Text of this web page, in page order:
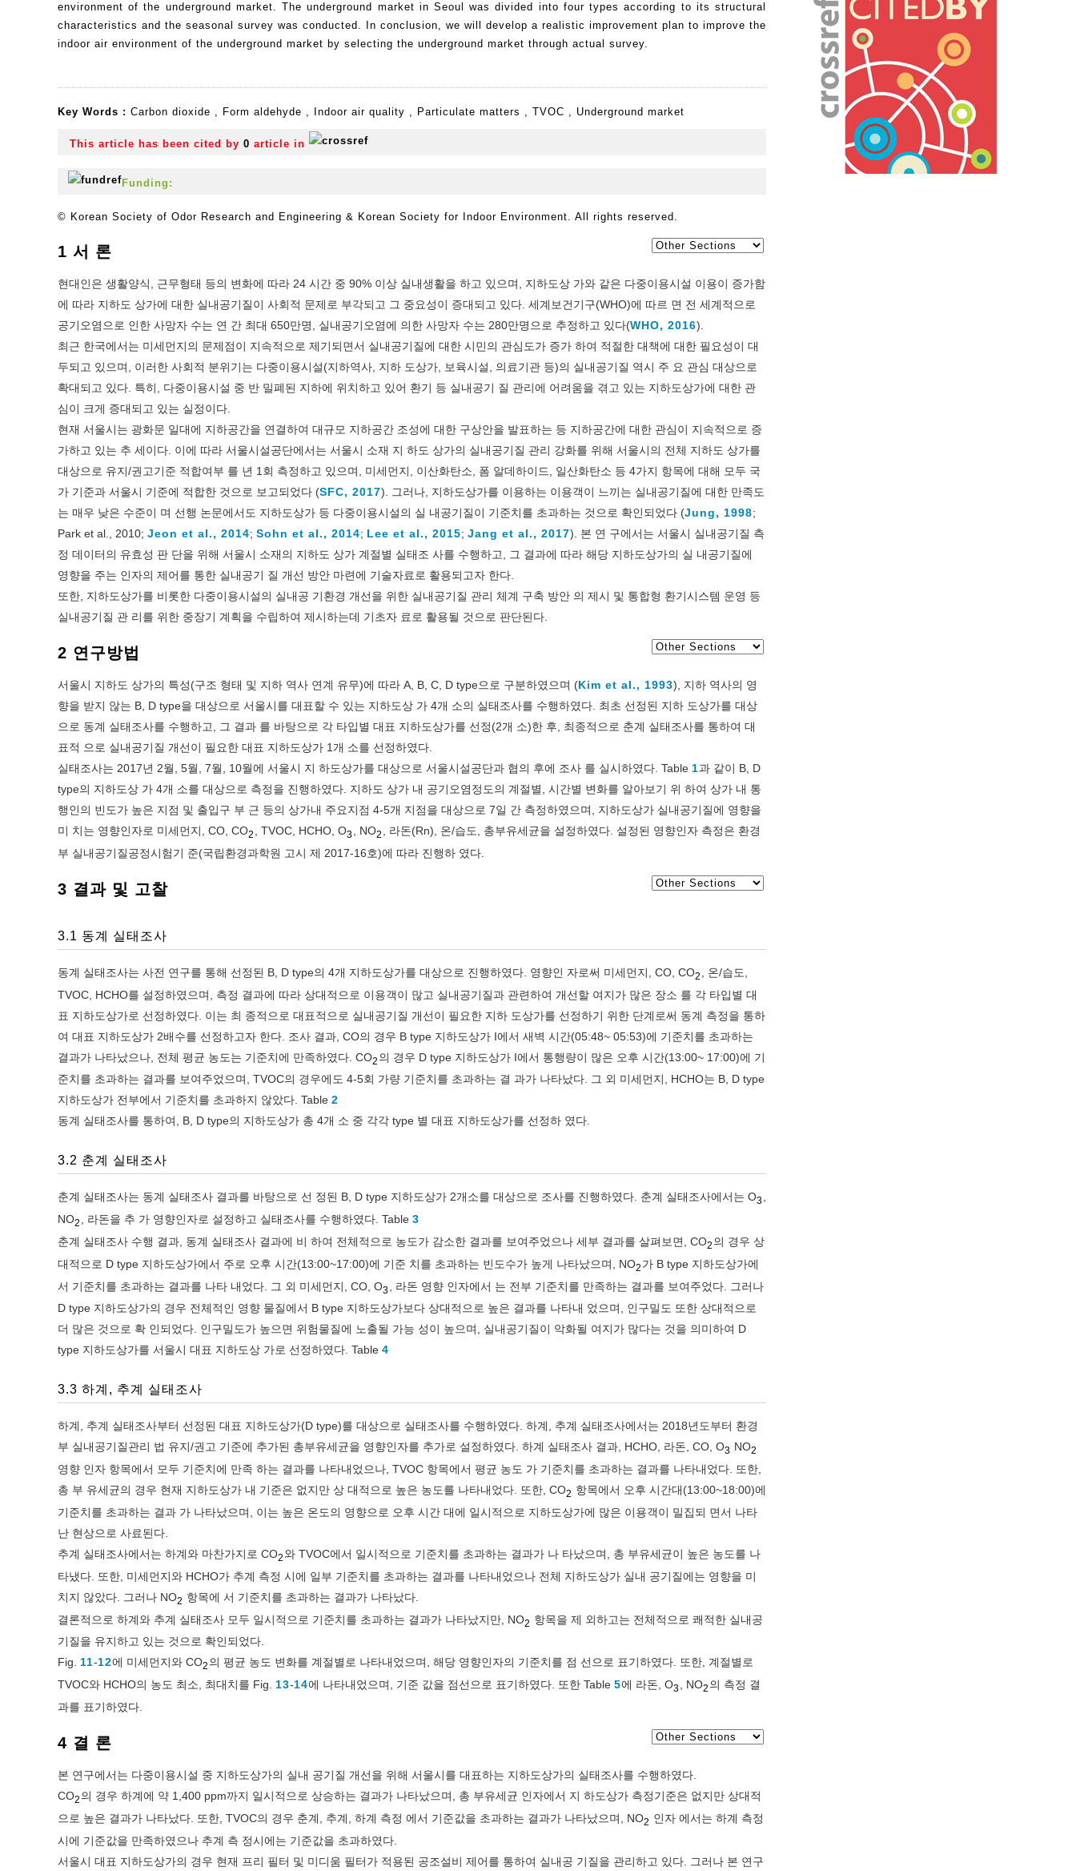
environment of the underground market. The underground market in Seoul was divided into four types according to its structural
characteristics and the seasonal survey was conducted. In conclusion, we will develop a realistic improvement plan to improve the
indoor air environment of the underground market by selecting the underground market through actual survey.
Key Words : Carbon dioxide , Form aldehyde , Indoor air quality , Particulate matters , TVOC , Underground market
This article has been cited by 0 article in
Funding:
© Korean Society of Odor Research and Engineering & Korean Society for Indoor Environment. All rights reserved.
1 서 론
현대인은 생활양식, 근무형태 등의 변화에 따라 24 시간 중 90% 이상 실내생활을 하고 있으며, 지하도상 가와 같은 다중이용시설 이용이 증가함
에 따라 지하도 상가에 대한 실내공기질이 사회적 문제로 부각되고 그 중요성이 증대되고 있다. 세계보건기구(WHO)에 따르 면 전 세계적으로
공기오염으로 인한 사망자 수는 연 간 최대 650만명, 실내공기오염에 의한 사망자 수는 280만명으로 추정하고 있다(WHO, 2016).
최근 한국에서는 미세먼지의 문제점이 지속적으로 제기되면서 실내공기질에 대한 시민의 관심도가 증가 하여 적절한 대책에 대한 필요성이 대
두되고 있으며, 이러한 사회적 분위기는 다중이용시설(지하역사, 지하 도상가, 보육시설, 의료기관 등)의 실내공기질 역시 주 요 관심 대상으로
확대되고 있다. 특히, 다중이용시설 중 반 밀폐된 지하에 위치하고 있어 환기 등 실내공기 질 관리에 어려움을 겪고 있는 지하도상가에 대한 관
심이 크게 증대되고 있는 실정이다.
현재 서울시는 광화문 일대에 지하공간을 연결하여 대규모 지하공간 조성에 대한 구상안을 발표하는 등 지하공간에 대한 관심이 지속적으로 증
가하고 있는 추 세이다. 이에 따라 서울시설공단에서는 서울시 소재 지 하도 상가의 실내공기질 관리 강화를 위해 서울시의 전체 지하도 상가를
대상으로 유지/권고기준 적합여부 를 년 1회 측정하고 있으며, 미세먼지, 이산화탄소, 폼 알데하이드, 일산화탄소 등 4가지 항목에 대해 모두 국
가 기준과 서울시 기준에 적합한 것으로 보고되었다 (SFC, 2017). 그러나, 지하도상가를 이용하는 이용객이 느끼는 실내공기질에 대한 만족도
는 매우 낮은 수준이 며 선행 논문에서도 지하도상가 등 다중이용시설의 실 내공기질이 기준치를 초과하는 것으로 확인되었다 (Jung, 1998;
Park et al., 2010; Jeon et al., 2014; Sohn et al., 2014; Lee et al., 2015; Jang et al., 2017). 본 연 구에서는 서울시 실내공기질 측
정 데이터의 유효성 판 단을 위해 서울시 소재의 지하도 상가 계절별 실태조 사를 수행하고, 그 결과에 따라 해당 지하도상가의 실 내공기질에
영향을 주는 인자의 제어를 통한 실내공기 질 개선 방안 마련에 기술자료로 활용되고자 한다.
또한, 지하도상가를 비롯한 다중이용시설의 실내공 기환경 개선을 위한 실내공기질 관리 체계 구축 방안 의 제시 및 통합형 환기시스템 운영 등
실내공기질 관 리를 위한 중장기 계획을 수립하여 제시하는데 기초자 료로 활용될 것으로 판단된다.
2 연구방법
서울시 지하도 상가의 특성(구조 형태 및 지하 역사 연계 유무)에 따라 A, B, C, D type으로 구분하였으며 (Kim et al., 1993), 지하 역사의 영
향을 받지 않는 B, D type을 대상으로 서울시를 대표할 수 있는 지하도상 가 4개 소의 실태조사를 수행하였다. 최초 선정된 지하 도상가를 대상
으로 동계 실태조사를 수행하고, 그 결과 를 바탕으로 각 타입별 대표 지하도상가를 선정(2개 소)한 후, 최종적으로 춘계 실태조사를 통하여 대
표적 으로 실내공기질 개선이 필요한 대표 지하도상가 1개 소를 선정하였다.
실태조사는 2017년 2월, 5월, 7월, 10월에 서울시 지 하도상가를 대상으로 서울시설공단과 협의 후에 조사 를 실시하였다. Table 1과 같이 B, D
type의 지하도상 가 4개 소를 대상으로 측정을 진행하였다. 지하도 상가 내 공기오염정도의 계절별, 시간별 변화를 알아보기 위 하여 상가 내 통
행인의 빈도가 높은 지점 및 출입구 부 근 등의 상가내 주요지점 4-5개 지점을 대상으로 7일 간 측정하였으며, 지하도상가 실내공기질에 영향을
미 치는 영향인자로 미세먼지, CO, CO2 , TVOC, HCHO, O3 , NO2
, 라돈(Rn), 온/습도, 총부유세균을 설정하였다. 설정된 영향인자 측정은 환경
부 실내공기질공정시험기 준(국립환경과학원 고시 제 2017-16호)에 따라 진행하 였다.
3 결과 및 고찰
3.1 동계 실태조사
동계 실태조사는 사전 연구를 통해 선정된 B, D type의 4개 지하도상가를 대상으로 진행하였다. 영향인 자로써 미세먼지, CO, CO2
, 온/습도,
TVOC, HCHO를 설정하였으며, 측정 결과에 따라 상대적으로 이용객이 많고 실내공기질과 관련하여 개선할 여지가 많은 장소 를 각 타입별 대
표 지하도상가로 선정하였다. 이는 최 종적으로 대표적으로 실내공기질 개선이 필요한 지하 도상가를 선정하기 위한 단계로써 동계 측정을 통하
여 대표 지하도상가 2배수를 선정하고자 한다. 조사 결과, CO의 경우 B type 지하도상가 I에서 새벽 시간(05:48~ 05:53)에 기준치를 초과하는
결과가 나타났으나, 전체 평균 농도는 기준치에 만족하였다. CO2 의 경우 D type 지하도상가 I에서 통행량이 많은 오후 시간(13:00~ 17:00)에 기
준치를 초과하는 결과를 보여주었으며, TVOC의 경우에도 4-5회 가량 기준치를 초과하는 결 과가 나타났다. 그 외 미세먼지, HCHO는 B, D type
지하도상가 전부에서 기준치를 초과하지 않았다. Table 2
동계 실태조사를 통하여, B, D type의 지하도상가 총 4개 소 중 각각 type 별 대표 지하도상가를 선정하 였다.
3.2 춘계 실태조사
춘계 실태조사는 동계 실태조사 결과를 바탕으로 선 정된 B, D type 지하도상가 2개소를 대상으로 조사를 진행하였다. 춘계 실태조사에서는 O3,
NO2 , 라돈을 추 가 영향인자로 설정하고 실태조사를 수행하였다. Table 3
춘계 실태조사 수행 결과, 동계 실태조사 결과에 비 하여 전체적으로 농도가 감소한 결과를 보여주었으나 세부 결과를 살펴보면, CO2 의 경우 상
대적으로 D type 지하도상가에서 주로 오후 시간(13:00~17:00)에 기준 치를 초과하는 빈도수가 높게 나타났으며, NO2 가 B type 지하도상가에
서 기준치를 초과하는 결과를 나타 내었다. 그 외 미세먼지, CO, O3
, 라돈 영향 인자에서 는 전부 기준치를 만족하는 결과를 보여주었다. 그러나
D type 지하도상가의 경우 전체적인 영향 물질에서 B type 지하도상가보다 상대적으로 높은 결과를 나타내 었으며, 인구밀도 또한 상대적으로
더 많은 것으로 확 인되었다. 인구밀도가 높으면 위험물질에 노출될 가능 성이 높으며, 실내공기질이 악화될 여지가 많다는 것을 의미하여 D
type 지하도상가를 서울시 대표 지하도상 가로 선정하였다. Table 4
3.3 하계, 추계 실태조사
하계, 추계 실태조사부터 선정된 대표 지하도상가(D type)를 대상으로 실태조사를 수행하였다. 하계, 추계 실태조사에서는 2018년도부터 환경
부 실내공기질관리 법 유지/권고 기준에 추가된 총부유세균을 영향인자를 추가로 설정하였다. 하계 실태조사 결과, HCHO, 라돈, CO, O3 NO2
영향 인자 항목에서 모두 기준치에 만족 하는 결과를 나타내었으나, TVOC 항목에서 평균 농도 가 기준치를 초과하는 결과를 나타내었다. 또한,
총 부 유세균의 경우 현재 지하도상가 내 기준은 없지만 상 대적으로 높은 농도를 나타내었다. 또한, CO2 항목에서 오후 시간대(13:00~18:00)에
기준치를 초과하는 결과 가 나타났으며, 이는 높은 온도의 영향으로 오후 시간 대에 일시적으로 지하도상가에 많은 이용객이 밀집되 면서 나타
난 현상으로 사료된다.
추계 실태조사에서는 하계와 마찬가지로 CO2와 TVOC에서 일시적으로 기준치를 초과하는 결과가 나 타났으며, 총 부유세균이 높은 농도를 나
타냈다. 또한, 미세먼지와 HCHO가 추계 측정 시에 일부 기준치를 초과하는 결과를 나타내었으나 전체 지하도상가 실내 공기질에는 영향을 미
치지 않았다. 그러나 NO2 항목에 서 기준치를 초과하는 결과가 나타났다.
결론적으로 하계와 추계 실태조사 모두 일시적으로 기준치를 초과하는 결과가 나타났지만, NO2 항목을 제 외하고는 전체적으로 쾌적한 실내공
기질을 유지하고 있는 것으로 확인되었다.
Fig. 11-12에 미세먼지와 CO2 의 평균 농도 변화를 계절별로 나타내었으며, 해당 영향인자의 기준치를 점 선으로 표기하였다. 또한, 계절별로
TVOC와 HCHO의 농도 최소, 최대치를 Fig. 13-14에 나타내었으며, 기준 값을 점선으로 표기하였다. 또한 Table 5에 라돈, O3 , NO2 의 측정 결
과를 표기하였다.
4 결 론
본 연구에서는 다중이용시설 중 지하도상가의 실내 공기질 개선을 위해 서울시를 대표하는 지하도상가의 실태조사를 수행하였다.
CO2 의 경우 하계에 약 1,400 ppm까지 일시적으로 상승하는 결과가 나타났으며, 총 부유세균 인자에서 지 하도상가 측정기준은 없지만 상대적
으로 높은 결과가 나타났다. 또한, TVOC의 경우 춘계, 추계, 하계 측정 에서 기준값을 초과하는 결과가 나타났으며, NO2 인자 에서는 하계 측정
시에 기준값을 만족하였으나 추계 측 정시에는 기준값을 초과하였다.
서울시 대표 지하도상가의 경우 현재 프리 필터 및 미디움 필터가 적용된 공조설비 제어를 통하여 실내공 기질을 관리하고 있다. 그러나 본 연구